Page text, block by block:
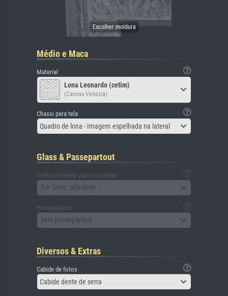
Médio e Maca
Material
Lona Leonardo (cetim)
(Canvas Venezia)
Chassi para tela
Quadro de lona - Imagem espelhada na lateral
Glass & Passepartout
Vidro (incluindo placa traseira)
Por favor, selecione
Passepartout
Sem passepartout
Diversos & Extras
Cabide de fotos
Cabide dente de serra